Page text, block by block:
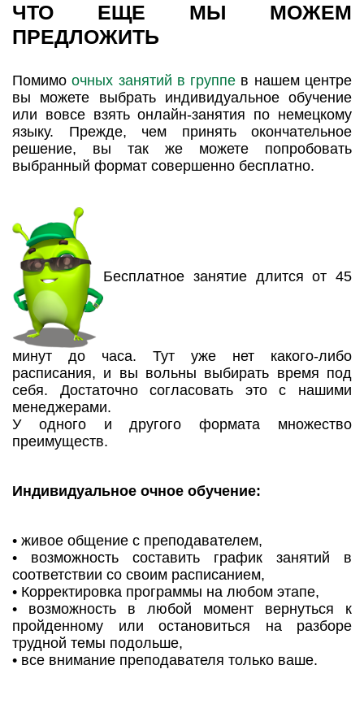
ЧТО ЕЩЕ МЫ МОЖЕМ
ПРЕДЛОЖИТЬ
Помимоочных занятий в группе в нашем центре
вы можете выбрать индивидуальное обучение
или вовсе взять онлайн-занятия по немецкому
языку. Прежде, чем принять окончательное
решение, вы так же можете попробовать
выбранный формат совершенно бесплатно.
Бесплатное занятие длится от 45
минут до часа. Тут уже нет какого-либо
расписания, и вы вольны выбирать время под
себя. Достаточно согласовать это с нашими
менеджерами.
У одного и другого формата множество
преимуществ.
Индивидуальное очное обучение:
• живое общение с преподавателем,
• возможность составить график занятий в
соответствии со своим расписанием,
• Корректировка программы на любом этапе,
• возможность в любой момент вернуться к
пройденному или остановиться на разборе
трудной темы подольше,
• все внимание преподавателя только ваше.